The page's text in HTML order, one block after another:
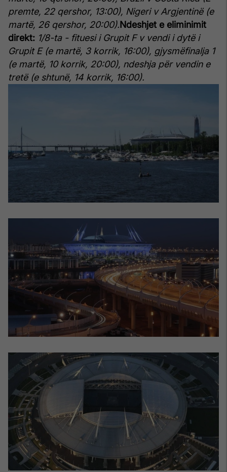
premte, 22 qershor, 13:00), Nigeri v Argjentinë (e
martë, 26 qershor, 20:00). Ndeshjet e eliminimit
direkt: 1/8-ta - fituesi i Grupit F v vendi i dytë i
Grupit E (e martë, 3 korrik, 16:00), gjysmëfinalja 1
(e martë, 10 korrik, 20:00), ndeshja për vendin e
tretë (e shtunë, 14 korrik, 16:00).